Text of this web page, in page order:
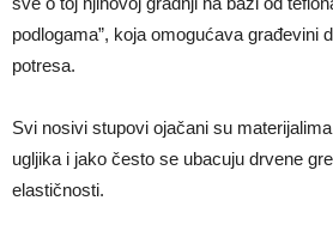
podlogama”, koja omogućava građevini
potresa.
Svi nosivi stupovi ojačani su
ugljika i jako često se ubacuju drvene
elastičnosti.